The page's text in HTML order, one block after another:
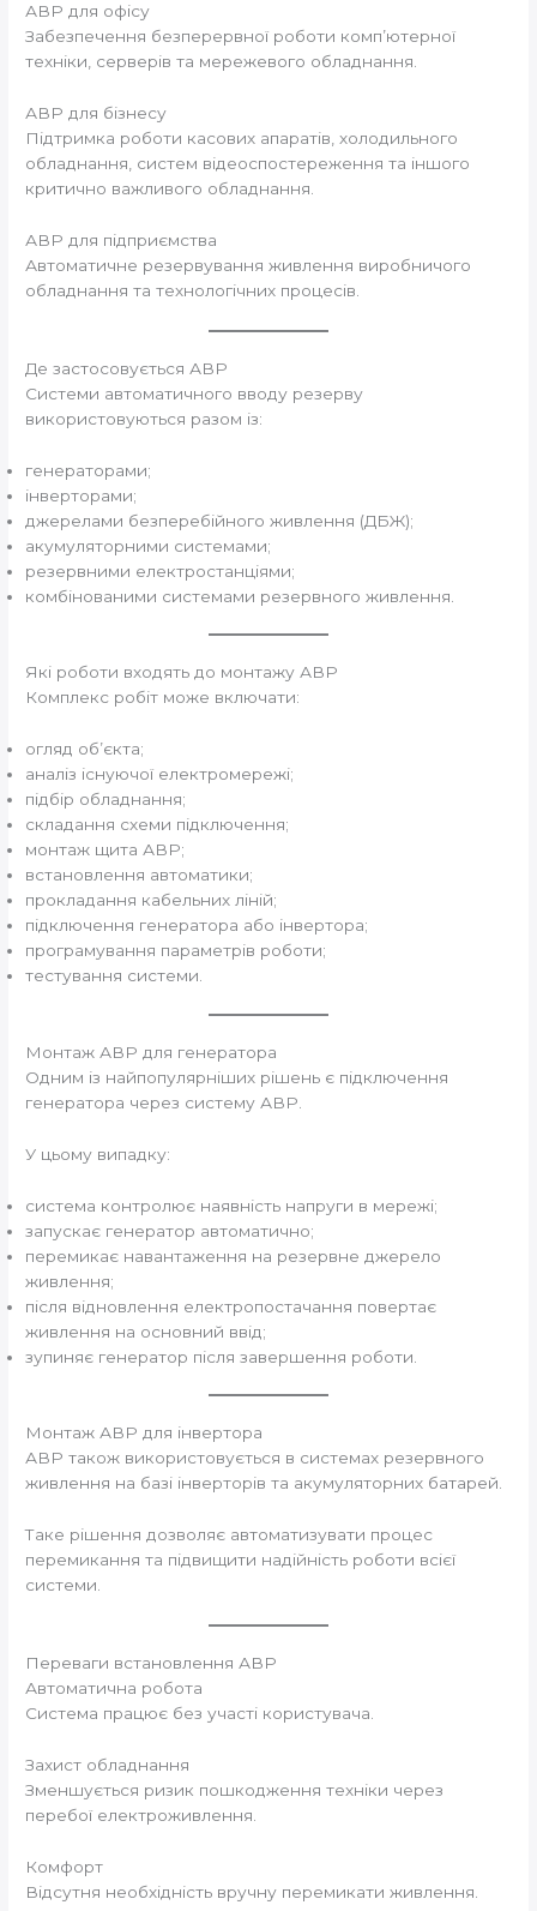
АВР для офісу
Забезпечення безперервної роботи комп’ютерної
техніки, серверів та мережевого обладнання.
АВР для бізнесу
Підтримка роботи касових апаратів, холодильного
обладнання, систем відеоспостереження та іншого
критично важливого обладнання.
АВР для підприємства
Автоматичне резервування живлення виробничого
обладнання та технологічних процесів.
Де застосовується АВР
Системи автоматичного вводу резерву
використовуються разом із:
генераторами;
інверторами;
джерелами безперебійного живлення (ДБЖ);
акумуляторними системами;
резервними електростанціями;
комбінованими системами резервного живлення.
Які роботи входять до монтажу АВР
Комплекс робіт може включати:
огляд об’єкта;
аналіз існуючої електромережі;
підбір обладнання;
складання схеми підключення;
монтаж щита АВР;
встановлення автоматики;
прокладання кабельних ліній;
підключення генератора або інвертора;
програмування параметрів роботи;
тестування системи.
Монтаж АВР для генератора
Одним із найпопулярніших рішень є підключення
генератора через систему АВР.
У цьому випадку:
система контролює наявність напруги в мережі;
запускає генератор автоматично;
перемикає навантаження на резервне джерело
живлення;
після відновлення електропостачання повертає
живлення на основний ввід;
зупиняє генератор після завершення роботи.
Монтаж АВР для інвертора
АВР також використовується в системах резервного
живлення на базі інверторів та акумуляторних батарей.
Таке рішення дозволяє автоматизувати процес
перемикання та підвищити надійність роботи всієї
системи.
Переваги встановлення АВР
Автоматична робота
Система працює без участі користувача.
Захист обладнання
Зменшується ризик пошкодження техніки через
перебої електроживлення.
Комфорт
Відсутня необхідність вручну перемикати живлення.